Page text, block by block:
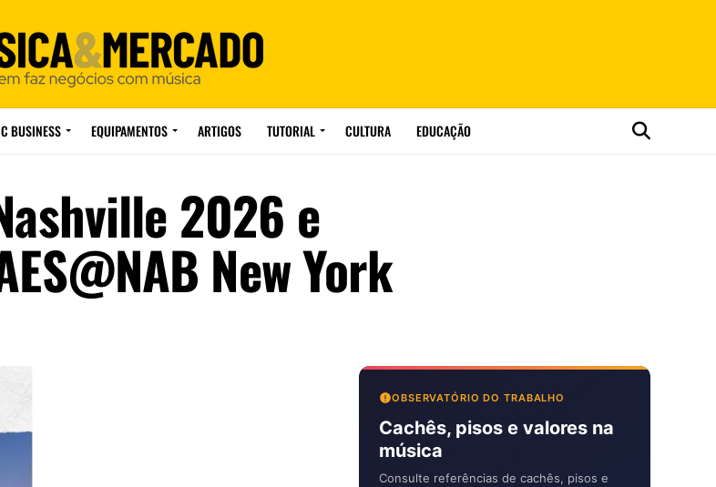
BUSINESS EQUIPAMENTOS ARTIGOS TUTORIAL CULTURA EDUCAÇÃO
2026 e
New York
OBSERVATÓRIO DO TRABALHO
Cachês, pisos e valores na
música
Consulte referências de cachês, pisos e